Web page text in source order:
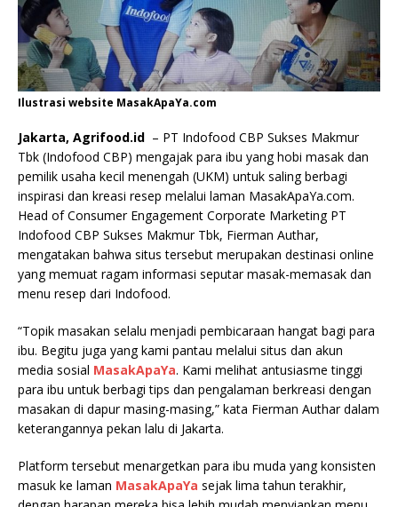
Ilustrasi website MasakApaYa.com
Jakarta, Agrifood.id – PT Indofood CBP Sukses Makmur
Tbk (Indofood CBP) mengajak para ibu yang hobi masak dan
pemilik usaha kecil menengah (UKM) untuk saling berbagi
inspirasi dan kreasi resep melalui laman MasakApaYa.com.
Head of Consumer Engagement Corporate Marketing PT
Indofood CBP Sukses Makmur Tbk, Fierman Authar,
mengatakan bahwa situs tersebut merupakan destinasi online
yang memuat ragam informasi seputar masak-memasak dan
menu resep dari Indofood.
“Topik masakan selalu menjadi pembicaraan hangat bagi para
ibu. Begitu juga yang kami pantau melalui situs dan akun
media sosial MasakApaYa. Kami melihat antusiasme tinggi
para ibu untuk berbagi tips dan pengalaman berkreasi dengan
masakan di dapur masing-masing,” kata Fierman Authar dalam
keterangannya pekan lalu di Jakarta.
Platform tersebut menargetkan para ibu muda yang konsisten
masuk ke laman MasakApaYa sejak lima tahun terakhir,